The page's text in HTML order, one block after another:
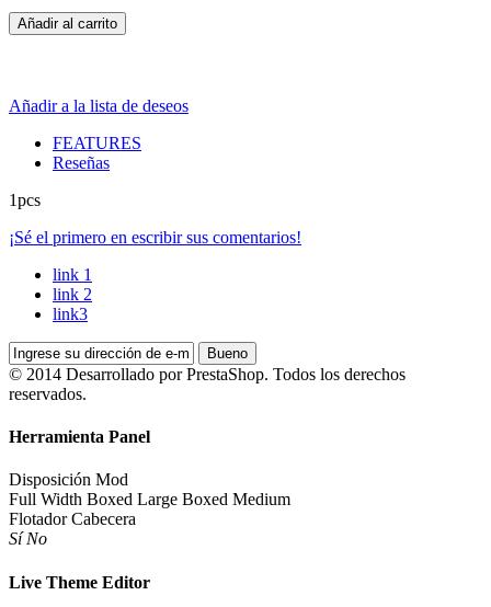
Añadir al carrito
Añadir a la lista de deseos
FEATURES
Reseñas
1pcs
¡Sé el primero en escribir sus comentarios!
link 1
link 2
link3
Bueno
© 2014 Desarrollado por PrestaShop. Todos los derechos
reservados.
Herramienta Panel
Disposición Mod
Full Width Boxed Large Boxed Medium
Flotador Cabecera
Sí No
Live Theme Editor